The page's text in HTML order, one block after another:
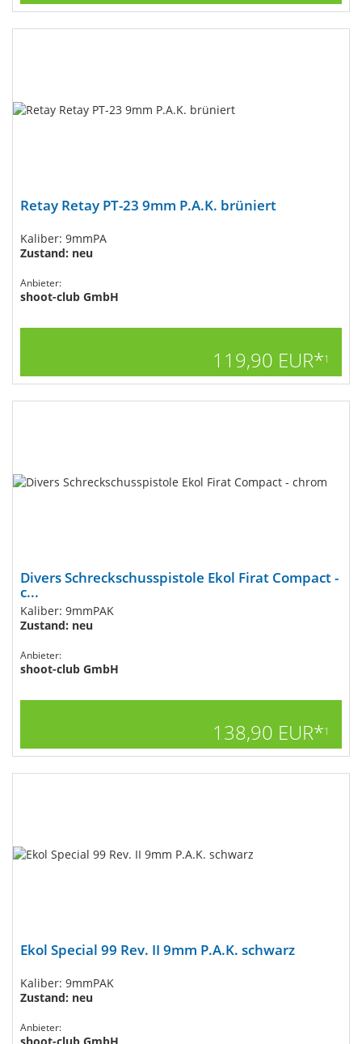
Retay Retay PT-23 9mm P.A.K. brüniert
Kaliber: 9mmPA
Zustand: neu
Anbieter:
shoot-club GmbH
119,90 EUR*1
Divers Schreckschusspistole Ekol Firat Compact -
c...
Kaliber: 9mmPAK
Zustand: neu
Anbieter:
shoot-club GmbH
138,90 EUR*1
Ekol Special 99 Rev. II 9mm P.A.K. schwarz
Kaliber: 9mmPAK
Zustand: neu
Anbieter: